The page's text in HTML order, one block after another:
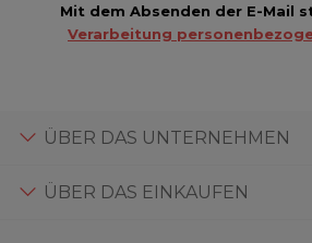
Mit dem Absenden der E-Mail
Verarbeitung
ÜBER DAS UNTERNEHMEN
ÜBER DAS EINKAUFEN